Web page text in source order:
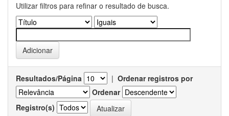
Utilizar filtros para refinar o resultado de busca.
Resultados/Página | Ordenar registros por
Ordenar
Registro(s)